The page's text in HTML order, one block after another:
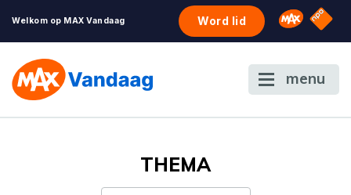
Welkom op MAX Vandaag Word lid Omroep
NPO
menu
THEMA